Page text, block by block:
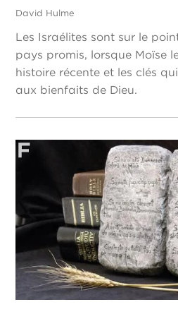
David Hulme
Les Israélites sont sur le
pays promis, lorsque Moïse
histoire récente et les clés
aux bienfaits de Dieu.